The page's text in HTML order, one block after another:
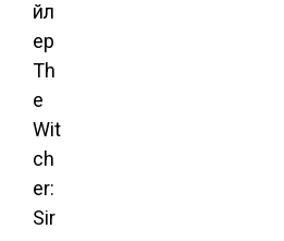
йл
ер
Th
e
Wit
ch
er:
Sir